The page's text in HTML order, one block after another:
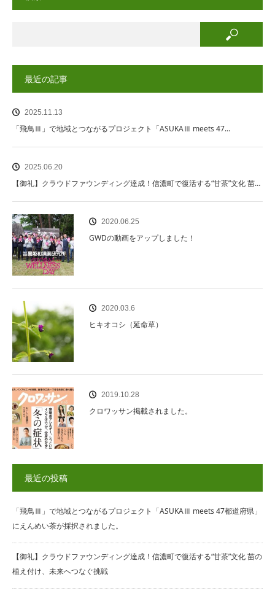
最近の記事
2025.11.13
「飛鳥Ⅲ」で地域とつながるプロジェクト「ASUKAⅢ meets 47…
2025.06.20
【御礼】クラウドファウンディング達成！信濃町で復活する“甘茶”文化 苗…
2020.06.25
GWDの動画をアップしました！
2020.03.6
ヒキオコシ（延命草）
2019.10.28
クロワッサン掲載されました。
最近の投稿
「飛鳥Ⅲ」で地域とつながるプロジェクト「ASUKAⅢ meets 47都道府県」
にえんめい茶が採択されました。
【御礼】クラウドファウンディング達成！信濃町で復活する“甘茶”文化 苗の
植え付け、未来へつなぐ挑戦